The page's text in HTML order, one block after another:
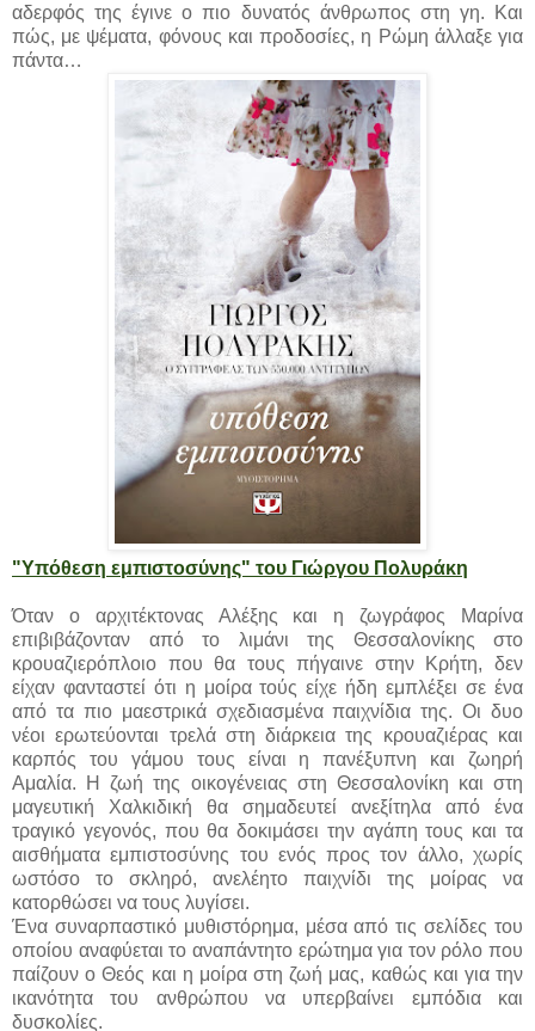
αδερφός της έγινε ο πιο δυνατός άνθρωπος στη γη. Και
πώς, με ψέματα, φόνους και προδοσίες, η Ρώμη άλλαξε για
πάντα…
"Υπόθεση εμπιστοσύνης" του Γιώργου Πολυράκη
Όταν ο αρχιτέκτονας Αλέξης και η ζωγράφος Μαρίνα
επιβιβάζονταν από το λιμάνι της Θεσσαλονίκης στο
κρουαζιερόπλοιο που θα τους πήγαινε στην Κρήτη, δεν
είχαν φανταστεί ότι η μοίρα τούς είχε ήδη εμπλέξει σε ένα
από τα πιο μαεστρικά σχεδιασμένα παιχνίδια της. Οι δυο
νέοι ερωτεύονται τρελά στη διάρκεια της κρουαζιέρας και
καρπός του γάμου τους είναι η πανέξυπνη και ζωηρή
Αμαλία. Η ζωή της οικογένειας στη Θεσσαλονίκη και στη
μαγευτική Χαλκιδική θα σημαδευτεί ανεξίτηλα από ένα
τραγικό γεγονός, που θα δοκιμάσει την αγάπη τους και τα
αισθήματα εμπιστοσύνης του ενός προς τον άλλο, χωρίς
ωστόσο το σκληρό, ανελέητο παιχνίδι της μοίρας να
κατορθώσει να τους λυγίσει.
Ένα συναρπαστικό μυθιστόρημα, μέσα από τις σελίδες του
οποίου αναφύεται το αναπάντητο ερώτημα για τον ρόλο που
παίζουν ο Θεός και η μοίρα στη ζωή μας, καθώς και για την
ικανότητα του ανθρώπου να υπερβαίνει εμπόδια και
δυσκολίες.